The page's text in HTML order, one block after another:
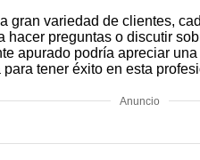
variedad de clientes,
preguntas o discutir
apurado podría apreciar
tener éxito en esta
Anuncio